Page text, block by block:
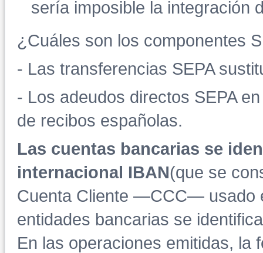
sería imposible la integración
¿Cuáles son los componentes
- Las transferencias SEPA
- Los adeudos directos SEPA
de recibos españolas.
Las cuentas bancarias se
internacional IBAN(que se
Cuenta Cliente —CCC— usado
entidades bancarias se
En las operaciones emitidas, la